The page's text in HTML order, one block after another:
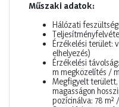
Műszaki adatok:
Hálózati
Érzékelési terület:
elhelyezés)
Érzékelési
m megközelítés /
Megfigyelt
magasságon
pozícinálva: 78 m²